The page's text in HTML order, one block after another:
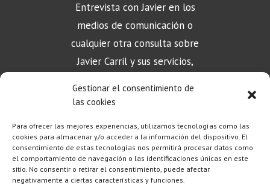
Gestionar el consentimiento de
las cookies
Para ofrecer las mejores experiencias, utilizamos tecnologías como las
cookies para almacenar y/o acceder a la información del dispositivo. El
consentimiento de estas tecnologías nos permitirá procesar datos como
el comportamiento de navegación o las identificaciones únicas en este
sitio. No consentir o retirar el consentimiento, puede afectar
negativamente a ciertas características y funciones.
Entrevista con Javier en los
medios de comunicación o
cualquier otra consulta sobre
Javier Carril y sus servicios,
CONTACTO